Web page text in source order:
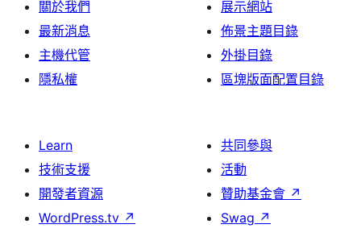
關於我們
最新消息
主機代管
隱私權
展示網站
佈景主題目錄
外掛目錄
區塊版面配置目錄
Learn
技術支援
開發者資源
WordPress.tv ↗
共同參與
活動
贊助基金會 ↗
Swag ↗